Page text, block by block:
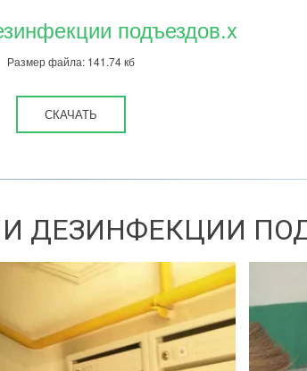
подъездов.x
Размер файла: 141.74 кб
СКАЧАТЬ
ДЕЗИНФЕКЦИИ